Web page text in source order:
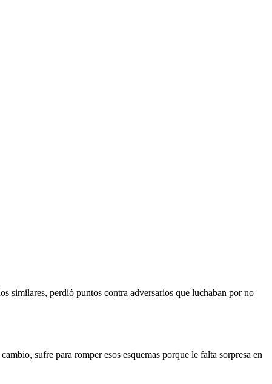
similares, perdió puntos contra adversarios que luchaban por no
sufre para romper esos esquemas porque le falta sorpresa en